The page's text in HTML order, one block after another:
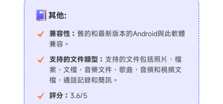
其他:
兼容性： 舊的和最新版本的Android與此軟體
兼容。
支持的文件類型： 支持的文件包括照片，檔
案，文檔，音樂文件，歌曲，音頻和視頻文
檔，通話記錄和簡訊。
評分： 3.6/5